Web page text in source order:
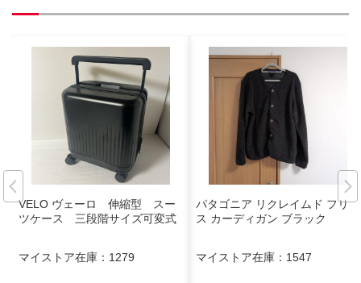
VELO ヴェーロ 伸縮型 スー
ツケース 三段階サイズ可変式
マイストア在庫： 1279
パタゴニア リクレイムド フリー
ス カーディガン ブラック
マイストア在庫： 1547